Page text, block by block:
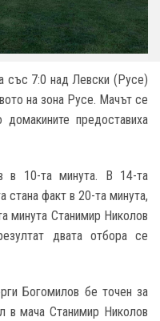
със 7:0 над Левски (Русе)
на зона Русе. Мачът се
предоставиха
в 10-та минута. В 14-та
стана факт в 20-та минута,
минута Станимир Николов
двата отбора се
Богомилов бе точен за
в мача Станимир Николов